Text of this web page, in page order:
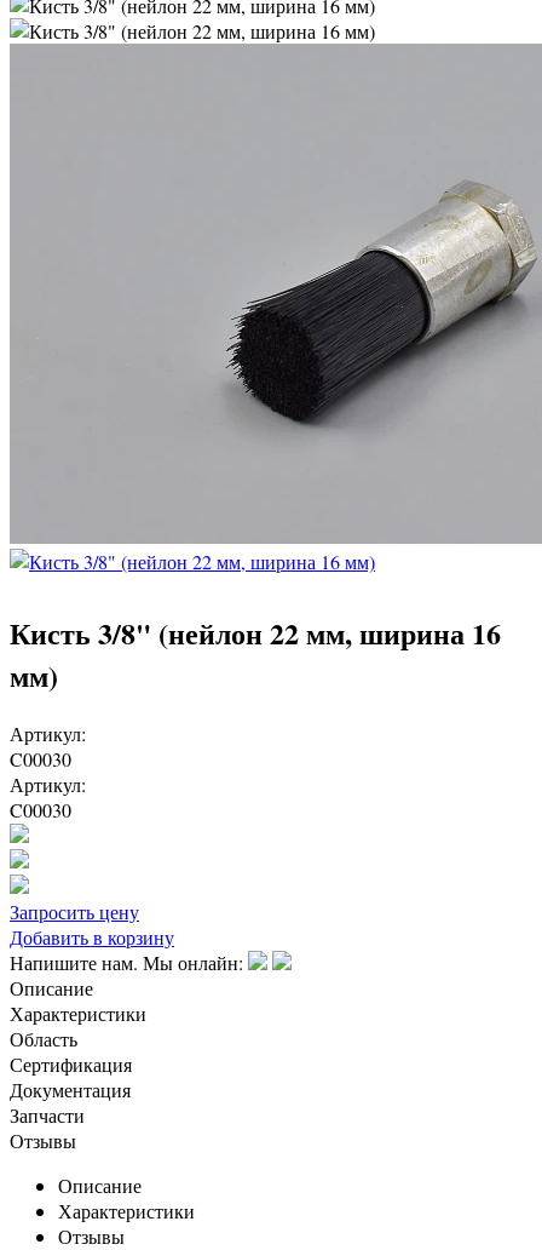
Кисть 3/8" (нейлон 22 мм, ширина 16
мм)
Артикул:
C00030
Артикул:
C00030
Запросить цену
Добавить в корзину
Напишите нам. Мы онлайн:
Описание
Характеристики
Область
Сертификация
Документация
Запчасти
Отзывы
Описание
Характеристики
Отзывы